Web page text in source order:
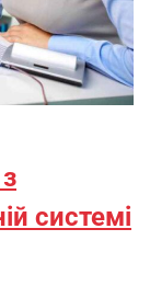
системі